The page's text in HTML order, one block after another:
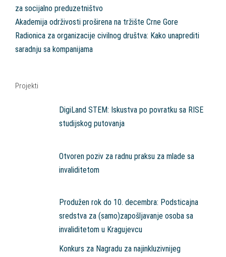
za socijalno preduzetništvo
Akademija održivosti proširena na tržište Crne Gore
Radionica za organizacije civilnog društva: Kako unaprediti
saradnju sa kompanijama
Projekti
DigiLand STEM: Iskustva po povratku sa RISE
studijskog putovanja
Otvoren poziv za radnu praksu za mlade sa
invaliditetom
Produžen rok do 10. decembra: Podsticajna
sredstva za (samo)zapošljavanje osoba sa
invaliditetom u Kragujevcu
Konkurs za Nagradu za najinkluzivnijeg